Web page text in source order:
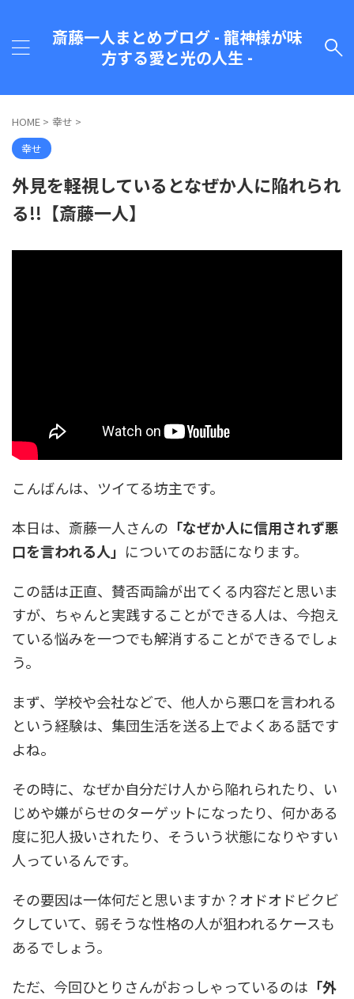
斎藤一人まとめブログ - 龍神様が味
方する愛と光の人生 -
HOME > 幸せ >
幸せ
外見を軽視しているとなぜか人に陥れられ
る!!【斎藤一人】
こんばんは、ツイてる坊主です。
本日は、斎藤一人さんの 「なぜか人に信用されず悪
口を言われる人」 についてのお話になります。
この話は正直、賛否両論が出てくる内容だと思いま
すが、ちゃんと実践することができる人は、今抱え
ている悩みを一つでも解消することができるでしょ
う。
まず、学校や会社などで、他人から悪口を言われる
という経験は、集団生活を送る上でよくある話です
よね。
その時に、なぜか自分だけ人から陥れられたり、い
じめや嫌がらせのターゲットになったり、何かある
度に犯人扱いされたり、そういう状態になりやすい
人っているんです。
その要因は一体何だと思いますか？オドオドビクビ
クしていて、弱そうな性格の人が狙われるケースも
あるでしょう。
ただ、今回ひとりさんがおっしゃっているのは 「外